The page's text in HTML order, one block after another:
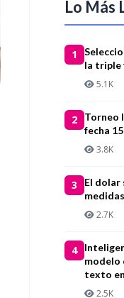
Lo Más
1
la triple
5.1K
2
Torneo
fecha
3.8K
3
El dolar
2.7K
4
modelo
texto
2.5K